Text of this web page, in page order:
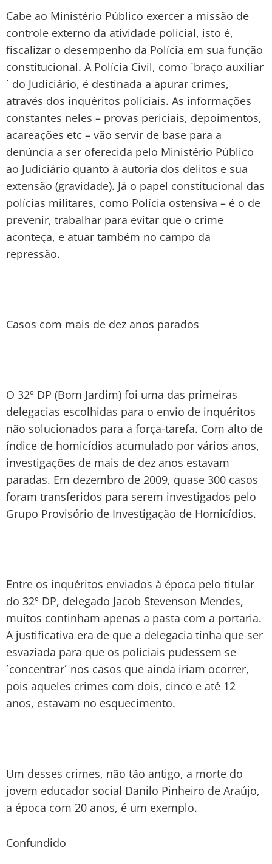
Cabe ao Ministério Público exercer a missão de
controle externo da atividade policial, isto é,
fiscalizar o desempenho da Polícia em sua função
constitucional. A Polícia Civil, como ´braço auxiliar
´ do Judiciário, é destinada a apurar crimes,
através dos inquéritos policiais. As informações
constantes neles – provas periciais, depoimentos,
acareações etc – vão servir de base para a
denúncia a ser oferecida pelo Ministério Público
ao Judiciário quanto à autoria dos delitos e sua
extensão (gravidade). Já o papel constitucional das
polícias militares, como Polícia ostensiva – é o de
prevenir, trabalhar para evitar que o crime
aconteça, e atuar também no campo da
repressão.
Casos com mais de dez anos parados
O 32º DP (Bom Jardim) foi uma das primeiras
delegacias escolhidas para o envio de inquéritos
não solucionados para a força-tarefa. Com alto de
índice de homicídios acumulado por vários anos,
investigações de mais de dez anos estavam
paradas. Em dezembro de 2009, quase 300 casos
foram transferidos para serem investigados pelo
Grupo Provisório de Investigação de Homicídios.
Entre os inquéritos enviados à época pelo titular
do 32º DP, delegado Jacob Stevenson Mendes,
muitos continham apenas a pasta com a portaria.
A justificativa era de que a delegacia tinha que ser
esvaziada para que os policiais pudessem se
´concentrar´ nos casos que ainda iriam ocorrer,
pois aqueles crimes com dois, cinco e até 12
anos, estavam no esquecimento.
Um desses crimes, não tão antigo, a morte do
jovem educador social Danilo Pinheiro de Araújo,
a época com 20 anos, é um exemplo.
Confundido